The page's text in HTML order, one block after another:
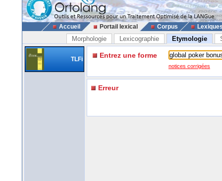
Accueil Portail lexical Corpus
Morphologie Lexicographie Etymologie
TLFi Entrez une forme
notices corrigées
Erreur